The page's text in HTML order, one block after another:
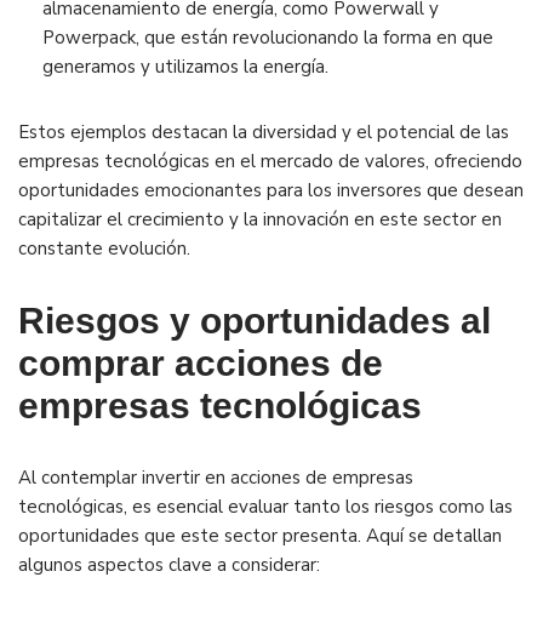
almacenamiento de energía, como Powerwall y
Powerpack, que están revolucionando la forma en que
generamos y utilizamos la energía.
Estos ejemplos destacan la diversidad y el potencial de las
empresas tecnológicas en el mercado de valores, ofreciendo
oportunidades emocionantes para los inversores que desean
capitalizar el crecimiento y la innovación en este sector en
constante evolución.
Riesgos y oportunidades al
comprar acciones de
empresas tecnológicas
Al contemplar invertir en acciones de empresas
tecnológicas, es esencial evaluar tanto los riesgos como las
oportunidades que este sector presenta. Aquí se detallan
algunos aspectos clave a considerar: